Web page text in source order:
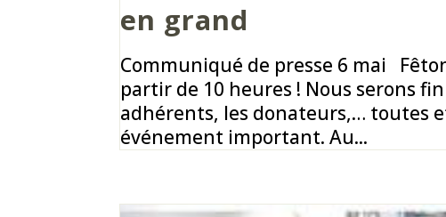
en grand
Communiqué de presse 6 mai
partir de 10 heures ! Nous serons
adhérents, les donateurs,… toutes
événement important. Au...